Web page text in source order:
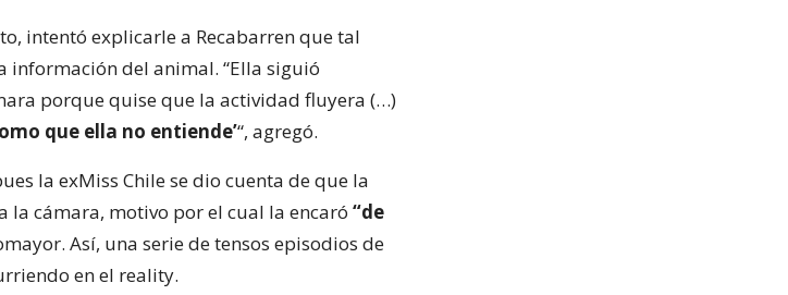
intentó explicarle a Recabarren que tal
información del animal. “Ella siguió
porque quise que la actividad fluyera (…)
que ella no entiende’“, agregó.
la exMiss Chile se dio cuenta de que la
la cámara, motivo por el cual la encaró “de
Así, una serie de tensos episodios de
en el reality.